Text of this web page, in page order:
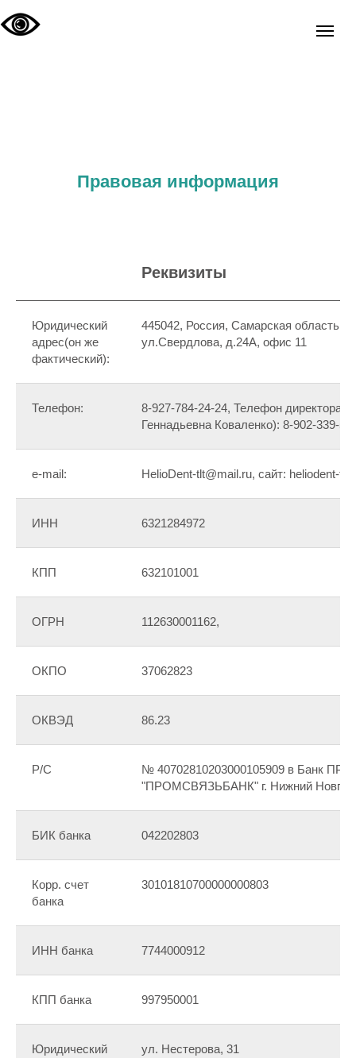
Правовая информация
Реквизиты
Юридический
адрес(он же
фактический):
445042, Россия, Самарская область,
ул.Свердлова, д.24А, офис 11
Телефон:
8-927-784-24-24, Телефон директора (
Геннадьевна Коваленко): 8-902-339-
e-mail: HelioDent-tlt@mail.ru, сайт: heliodent-
ИНН 6321284972
КПП 632101001
ОГРН 112630001162,
ОКПО 37062823
ОКВЭД 86.23
Р/С
№ 40702810203000105909 в Банк
"ПРОМСВЯЗЬБАНК" г. Нижний
БИК банка 042202803
Корр. счет
банка
30101810700000000803
ИНН банка 7744000912
КПП банка 997950001
Юридический
ул. Нестерова, 31